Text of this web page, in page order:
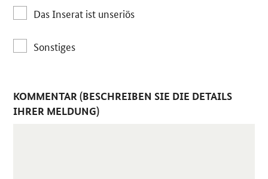
Das Inserat ist unseriös
Sonstiges
KOMMENTAR (BESCHREIBEN SIE DIE DETAILS
IHRER MELDUNG)